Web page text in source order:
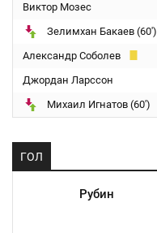
Виктор Мозес
Зелимхан Бакаев (60')
Александр Соболев
Джордан Ларссон
Михаил Игнатов (60')
ГОЛ
Рубин